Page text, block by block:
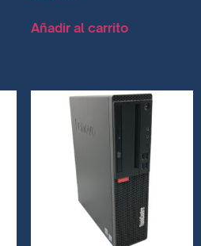
Añadir al carrito